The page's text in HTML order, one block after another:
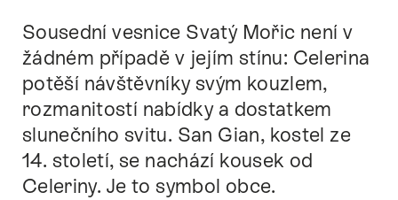
Intro
Sousední vesnice Svatý Mořic není v
žádném případě v jejím stínu: Celerina
potěší návštěvníky svým kouzlem,
rozmanitostí nabídky a dostatkem
slunečního svitu. San Gian, kostel ze
14. století, se nachází kousek od
Celeriny. Je to symbol obce.